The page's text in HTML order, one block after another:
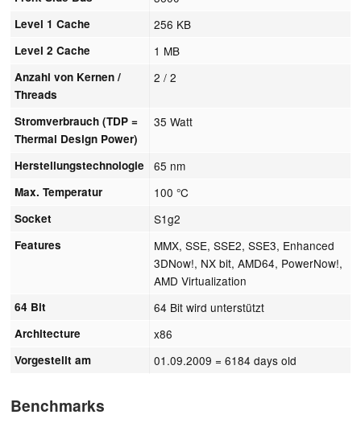
Level 1 Cache 256 KB
Level 2 Cache 1 MB
Anzahl von Kernen /
Threads
2 / 2
Stromverbrauch (TDP =
Thermal Design Power)
35 Watt
Herstellungstechnologie 65 nm
Max. Temperatur 100 °C
Socket S1g2
Features
MMX, SSE, SSE2, SSE3, Enhanced
3DNow!, NX bit, AMD64, PowerNow!,
AMD Virtualization
64 Bit 64 Bit wird unterstützt
Architecture x86
Vorgestellt am 01.09.2009 = 6184 days old
Benchmarks